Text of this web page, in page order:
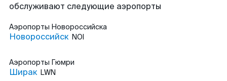
обслуживают следующие аэропорты
Аэропорты Новороссийска
Новороссийск NOI
Аэропорты Гюмри
Ширак LWN